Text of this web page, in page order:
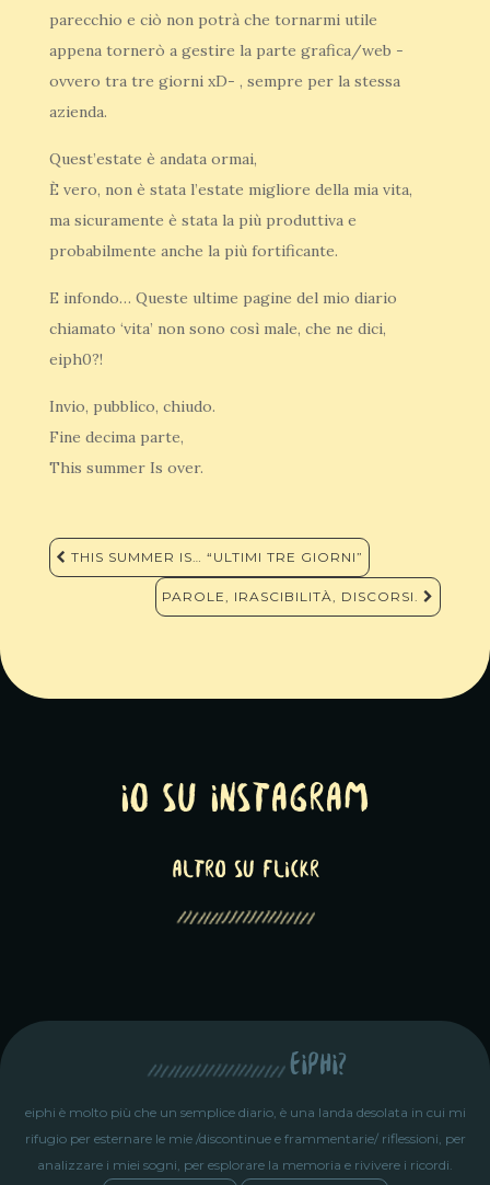
parecchio e ciò non potrà che tornarmi utile
appena tornerò a gestire la parte grafica/web -
ovvero tra tre giorni xD- , sempre per la stessa
azienda.
Quest’estate è andata ormai,
È vero, non è stata l’estate migliore della mia vita,
ma sicuramente è stata la più produttiva e
probabilmente anche la più fortificante.
E infondo… Queste ultime pagine del mio diario
chiamato ‘vita’ non sono così male, che ne dici,
eiph0?!
Invio, pubblico, chiudo.
Fine decima parte,
This summer Is over.
Navigazione
articoli
THIS SUMMER IS… “ULTIMI TRE GIORNI”
PAROLE, IRASCIBILITÀ, DISCORSI.
Io su Instagram
altro su Flickr
eiphi?
eiphi è molto più che un semplice diario, è una landa desolata in cui mi
rifugio per esternare le mie /discontinue e frammentarie/ riflessioni, per
analizzare i miei sogni, per esplorare la memoria e rivivere i ricordi.